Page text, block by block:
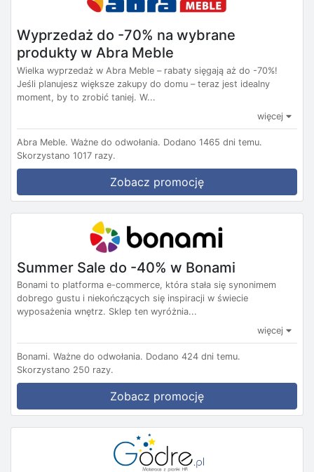
Wyprzedaż do -70% na wybrane
produkty w Abra Meble
Wielka wyprzedaż w Abra Meble – rabaty sięgają aż do -70%!
Jeśli planujesz większe zakupy do domu – teraz jest idealny
moment, by to zrobić taniej. W...
więcej
Abra Meble. Ważne do odwołania. Dodano 1465 dni temu.
Skorzystano 1017 razy.
Zobacz promocję
Summer Sale do -40% w Bonami
Bonami to platforma e-commerce, która stała się synonimem
dobrego gustu i niekończących się inspiracji w świecie
wyposażenia wnętrz. Sklep ten wyróżnia...
więcej
Bonami. Ważne do odwołania. Dodano 424 dni temu.
Skorzystano 250 razy.
Zobacz promocję